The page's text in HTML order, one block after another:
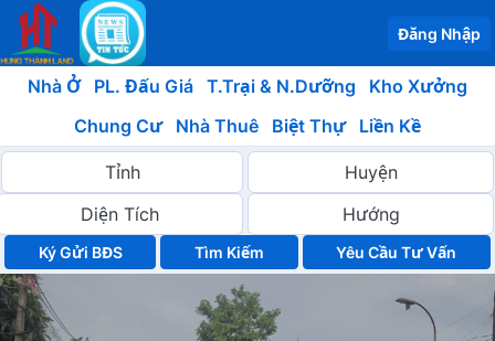
Đăng Nhập
Nhà Ở PL. Đấu Giá T.Trại & N.Dưỡng
Kho Xưởng
Chung Cư
Nhà Thuê Biệt Thự Liền Kề
Ký Gửi BĐS Yêu Cầu Tư Vấn